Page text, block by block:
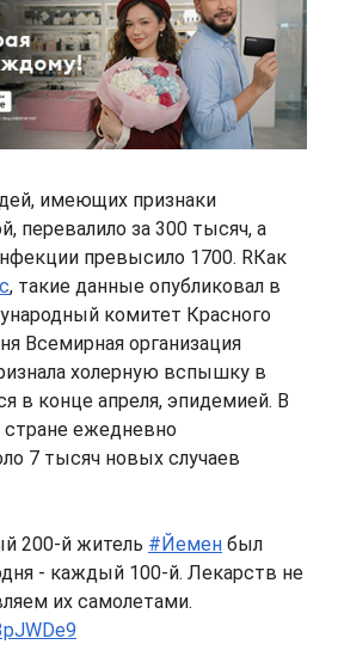
имеющих признаки
перевалило за 300 тысяч, а
превысило 1700. RКак
, такие данные опубликовал в
комитет Красного
Всемирная организация
холерную вспышку в
в конце апреля, эпидемией. В
ежедневно
7 тысяч новых случаев
200-й житель #Йемен был
- каждый 100-й. Лекарств не
их самолетами.